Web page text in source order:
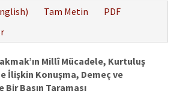
Tam Metin
PDF
Millî Mücadele, Kurtuluş
İlişkin Konuşma, Demeç ve
Basın Taraması